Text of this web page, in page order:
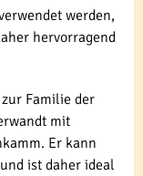
werden,
hervorragend
Familie der
mit
Er kann
ist daher ideal